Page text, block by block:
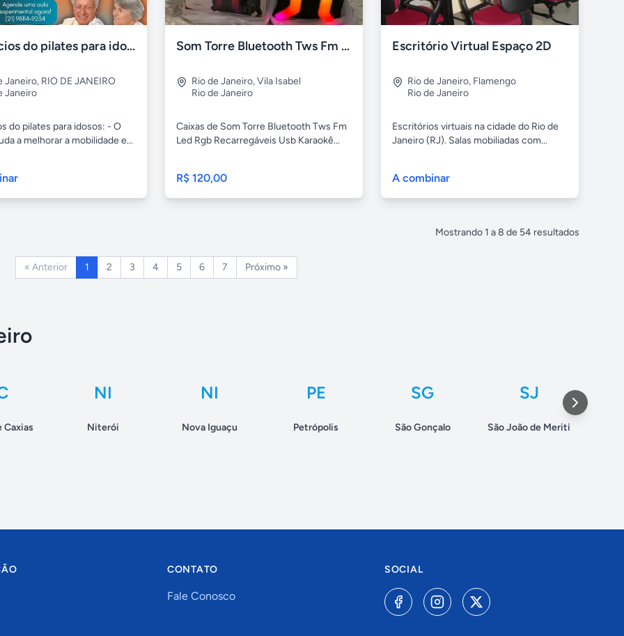
Benefícios do pilates para idosos
Janeiro, RIO DE JANEIRO
Janeiro
do pilates para idosos: - O
a melhorar a mobilidade e...
Som Torre Bluetooth Tws Fm Led Rgb Usb Karaokê.
Rio de Janeiro,Vila Isabel
Rio de Janeiro
Caixas de Som Torre Bluetooth Tws Fm
Led Rgb Recarregáveis Usb Karaokê...
R$ 120,00
Escritório Virtual Espaço 2D
Rio de Janeiro, Flamengo
Rio de Janeiro
Escritórios virtuais na cidade do Rio de
Janeiro (RJ). Salas mobiliadas com...
A combinar
Mostrando 1 a8 de 54 resultados
« Anterior 1 2 3 4 5 6 7 Próximo »
Caxias
NI
Niterói
NI
Nova Iguaçu
PE
Petrópolis
SG
São Gonçalo
SJ
São João de Meriti
CONTATO
Fale Conosco
SOCIAL